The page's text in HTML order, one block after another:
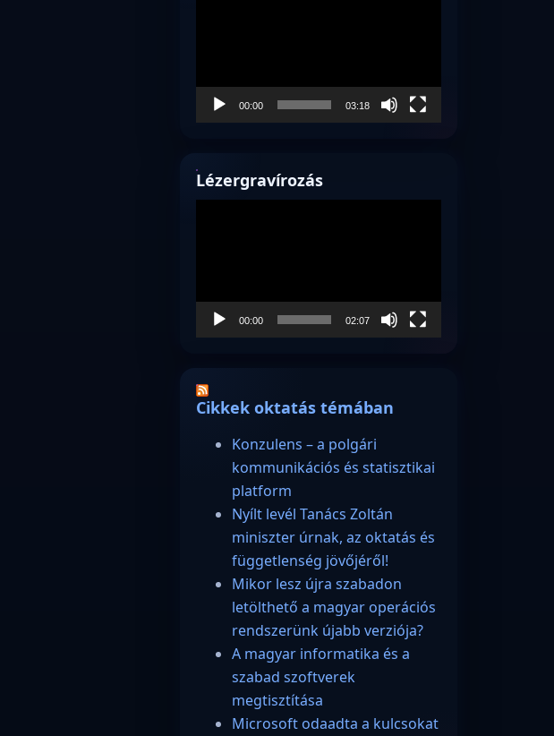
00:00 03:18
Lézergravírozás
00:00 02:07
Cikkek oktatás témában
Konzulens – a polgári
kommunikációs és statisztikai
platform
Nyílt levél Tanács Zoltán
miniszter úrnak, az oktatás és
függetlenség jövőjéről!
Mikor lesz újra szabadon
letölthető a magyar operációs
rendszerünk újabb verziója?
A magyar informatika és a
szabad szoftverek
megtisztítása
Microsoft odaadta a kulcsokat